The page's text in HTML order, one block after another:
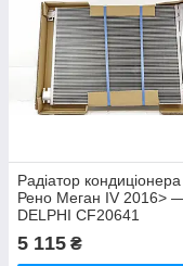
Радіатор
Рено Меган IV 2016>
DELPHI CF20641
5 115 ₴